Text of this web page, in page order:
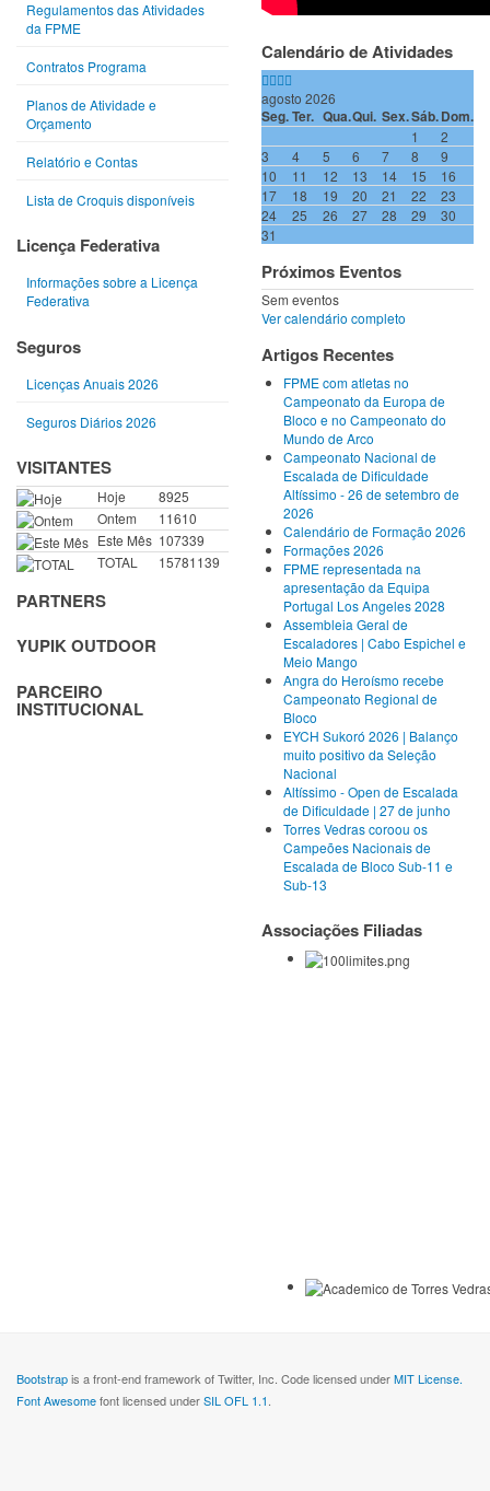
Regulamentos das Atividades
da FPME
Contratos Programa
Planos de Atividade e
Orçamento
Relatório e Contas
Lista de Croquis disponíveis
Licença Federativa
Informações sobre a Licença
Federativa
Seguros
Licenças Anuais 2026
Seguros Diários 2026
VISITANTES
Hoje
8925
Ontem
11610
Este Mês 107339
TOTAL
15781139
PARTNERS
YUPIK OUTDOOR
PARCEIRO
INSTITUCIONAL
Calendário de Atividades
agosto 2026
Seg.Ter. Qua.Qui. Sex.Sáb.Dom.
1
2
3
4 5 6 7 8
9
10
11 12 13 14 15
16
17
18 19 20 21 22
23
24
25 26 27 28 29
30
31
Próximos Eventos
Sem eventos
Ver calendário completo
Artigos Recentes
FPME com atletas no
Campeonato da Europa de
Bloco e no Campeonato do
Mundo de Arco
Campeonato Nacional de
Escalada de Dificuldade
Altíssimo - 26 de setembro de
2026
Calendário de Formação 2026
Formações 2026
FPME representada na
apresentação da Equipa
Portugal Los Angeles 2028
Assembleia Geral de
Escaladores | Cabo Espichel e
Meio Mango
Angra do Heroísmo recebe
Campeonato Regional de
Bloco
EYCH Sukoró 2026 | Balanço
muito positivo da Seleção
Nacional
Altíssimo - Open de Escalada
de Dificuldade | 27 de junho
Torres Vedras coroou os
Campeões Nacionais de
Escalada de Bloco Sub-11 e
Sub-13
Associações Filiadas
Bootstrapis a front-end framework of Twitter, Inc. Code licensed underMIT License.
Font Awesomefont licensed underSIL OFL 1.1